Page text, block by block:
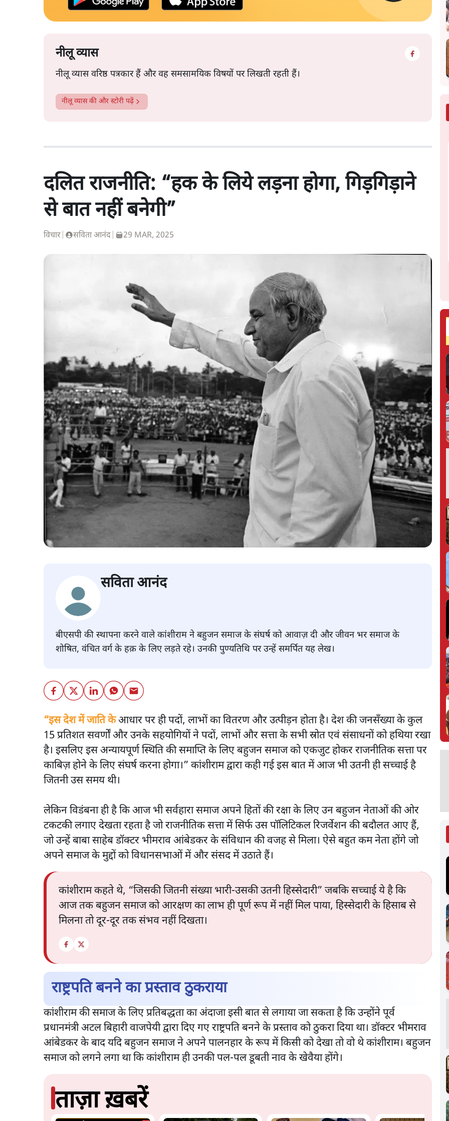
नीलू व्यास
नीलू व्यास वरिष्ठ पत्रकार हैं और वह समसामयिक विषयों पर लिखती रहती हैं।
नीलू व्यासकी और स्टोरी पढ़ें
दलित राजनीति: “हक के लिये लड़ना होगा, गिड़गिड़ाने
से बात नहीं बनेगी”
विचार सविता आनंद 29 MAR, 2025
सविता आनंद
बीएसपी की स्थापना करने वाले कांशीराम ने बहुजन समाज के संघर्ष को आवाज़ दी और जीवन भर समाज के
शोषित, वंचित वर्ग के हक़ के लिए लड़ते रहे। उनकी पुण्यतिथि पर उन्हें समर्पित यह लेख।
“इस देश में जाति केआधार पर ही पदों, लाभों का वितरण और उत्पीड़न होता है। देश की जनसँख्या के कुल
15 प्रतिशत सवर्णों और उनके सहयोगियों ने पदों, लाभों और सत्ता के सभी स्रोत एवं संसाधनों को हथिया रखा
है। इसलिए इस अन्यायपूर्ण स्थिति की समाप्ति के लिए बहुजन समाज को एकजुट होकर राजनीतिक सत्ता पर
काबिज़ होने के लिए संघर्ष करना होगा।” कांशीराम द्वारा कही गई इस बात में आज भी उतनी ही सच्चाई है
जितनी उस समय थी।
लेकिन विडंबना ही है कि आज भी सर्वहारा समाज अपने हितों की रक्षा के लिए उन बहुजन नेताओं की ओर
टकटकी लगाए देखता रहता है जो राजनीतिक सत्ता में सिर्फ उस पॉलिटिकल रिजर्वेशन की बदौलत आए हैं,
जो उन्हें बाबा साहेब डॉक्टर भीमराव आंबेडकर के संविधान की वजह से मिला। ऐसे बहुत कम नेता होंगे जो
अपने समाज के मुद्दों को विधानसभाओं में और संसद में उठाते हैं।
कांशीराम कहते थे, “जिसकी जितनी संख्या भारी-उसकी उतनी हिस्सेदारी” जबकि सच्चाई ये है कि
आज तक बहुजन समाज को आरक्षण का लाभ ही पूर्ण रूप में नहीं मिल पाया, हिस्सेदारी के हिसाब से
मिलना तो दूर-दूर तक संभव नहीं दिखता।
राष्ट्रपति बनने का प्रस्ताव ठुकराया
कांशीराम की समाज के लिए प्रतिबद्धता का अंदाजा इसी बात से लगाया जा सकता है कि उन्होंने पूर्व
प्रधानमंत्री अटल बिहारी वाजपेयी द्वारा दिए गए राष्ट्रपति बनने के प्रस्ताव को ठुकरा दिया था। डॉक्टर भीमराव
आंबेडकर के बाद यदि बहुजन समाज ने अपने पालनहार के रूप में किसी को देखा तो वो थे कांशीराम। बहुजन
समाज को लगने लगा था कि कांशीराम ही उनकी पल-पल डूबती नाव के खेवैया होंगे।
ताज़ा ख़बरें